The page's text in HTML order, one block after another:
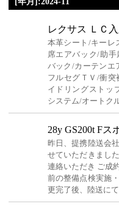
レクサス ＬＣ入
本革シート/キーレ
席エアバック/助
バック/カーテンエ
フルセグＴＶ/衝突
イドリングストッ
システム/オートク
28y GS200t Fス
昨日、提携陸送会
せていただきまし
連絡いただき ご成
前の整備点検実施
更完了後、陸送にて